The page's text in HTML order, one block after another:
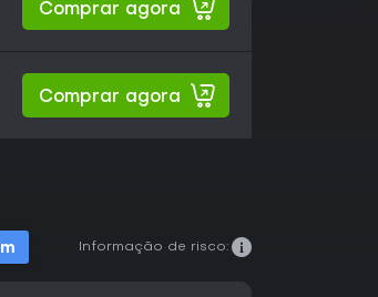
Comprar agora
Comprar agora
Informação de risco: